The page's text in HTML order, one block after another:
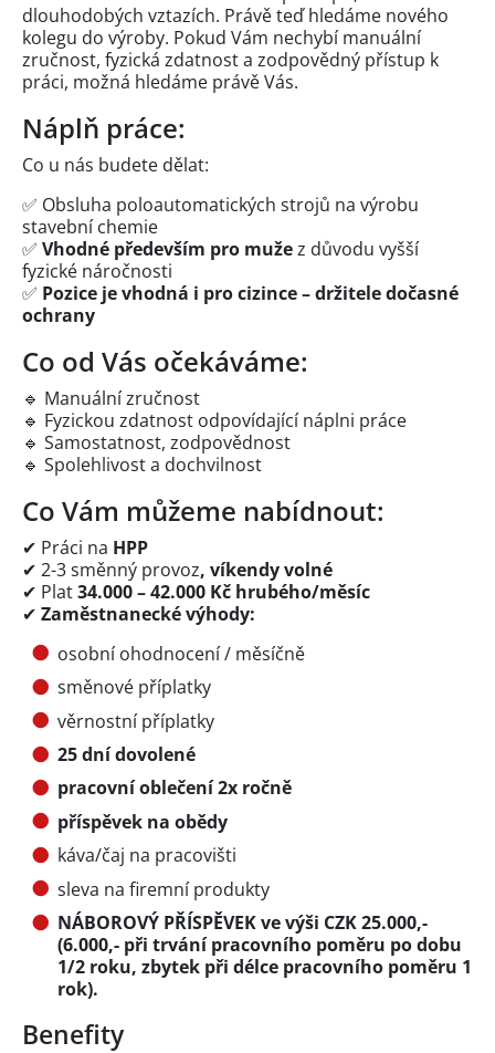
dlouhodobých vztazích. Právě teď hledáme nového
kolegu do výroby. Pokud Vám nechybí manuální
zručnost, fyzická zdatnost a zodpovědný přístup k
práci, možná hledáme právě Vás.
Náplň práce:
Co u nás budete dělat:
✅ Obsluha poloautomatických strojů na výrobu
stavební chemie
✅ Vhodné především pro mužez důvodu vyšší
fyzické náročnosti
✅ Pozice je vhodná i pro cizince – držitele dočasné
ochrany
Co od Vás očekáváme:
🔹 Manuální zručnost
🔹 Fyzickou zdatnost odpovídající náplni práce
🔹 Samostatnost, zodpovědnost
🔹 Spolehlivost a dochvilnost
Co Vám můžeme nabídnout:
✔ Práci na HPP
✔ 2-3 směnný provoz, víkendy volné
✔ Plat34.000 – 42.000 Kč hrubého/měsíc
✔ Zaměstnanecké výhody:
osobní ohodnocení / měsíčně
směnové příplatky
věrnostní příplatky
25 dní dovolené
pracovní oblečení 2x ročně
příspěvek na obědy
káva/čaj na pracovišti
sleva na firemní produkty
NÁBOROVÝ PŘÍSPĚVEK ve výši CZK 25.000,-
(6.000,- při trvání pracovního poměru po dobu
1/2 roku, zbytek při délce pracovního poměru 1
rok).
Benefity